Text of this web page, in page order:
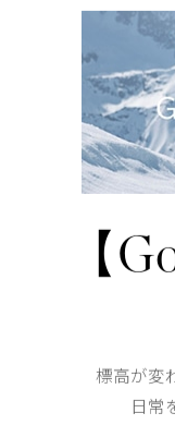
背面
外側に
内側に
仕様
【
標高が変
日常